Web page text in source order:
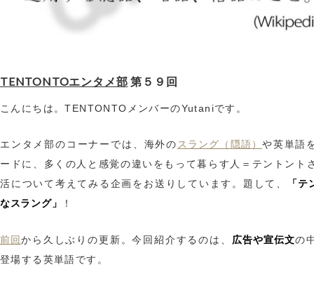
TENTONTOエンタメ部 第５９回
こんにちは。TENTONTOメンバーのYutaniです。
エンタメ部のコーナーでは、海外の スラング（隠語） や英単語
ードに、多くの人と感覚の違いをもって暮らす人＝テントント
活について考えてみる企画をお送りしています。題して、
「
なスラング」
！
前回から久しぶりの更新。今回紹介するのは、 広告や宣伝文の
登場する英単語です。